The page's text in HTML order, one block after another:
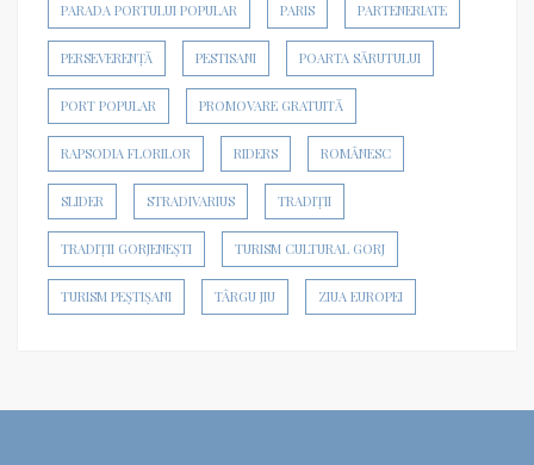
PARADA PORTULUI POPULAR PARIS PARTENERIATE
PERSEVERENȚĂ PESTISANI POARTA SĂRUTULUI
PORT POPULAR PROMOVARE GRATUITĂ
RAPSODIA FLORILOR RIDERS ROMÂNESC
SLIDER STRADIVARIUS TRADIȚII
TRADIȚII GORJENEȘTI TURISM CULTURAL GORJ
TURISM PEȘTIȘANI TÂRGU JIU ZIUA EUROPEI